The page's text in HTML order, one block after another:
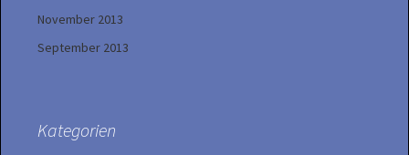
November 2013
September 2013
Kategorien